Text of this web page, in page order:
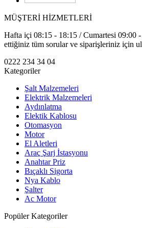
MÜŞTERİ HİZMETLERİ
Hafta içi 08:15 - 18:15 / Cumartesi 09:00 -
ettiğiniz tüm sorular ve siparişleriniz için
0222 234 34 04
Kategoriler
Şalt Malzemeleri
Elektrik Malzemeleri
Aydınlatma
Elektik Kablosu
Otomasyon
Motor
El Aletleri
Araç Şarj İstasyonu
Anahtar Priz
Bıçaklı Sigorta
Nya Kablo
Şalter
Ac Motor
Popüler Kategoriler